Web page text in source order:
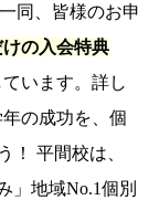
同、皆様のお申
の入会特典
います。詳し
の成功を、個
！ 平間校は、
」地域No.1個別